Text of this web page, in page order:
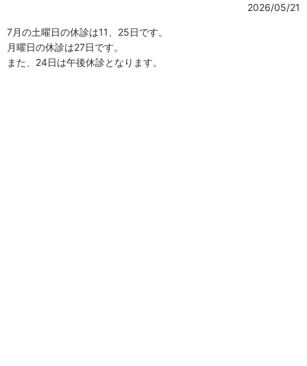
2026/05/21
7月の土曜日の休診は11、25日です。
月曜日の休診は27日です。
また、24日は午後休診となります。